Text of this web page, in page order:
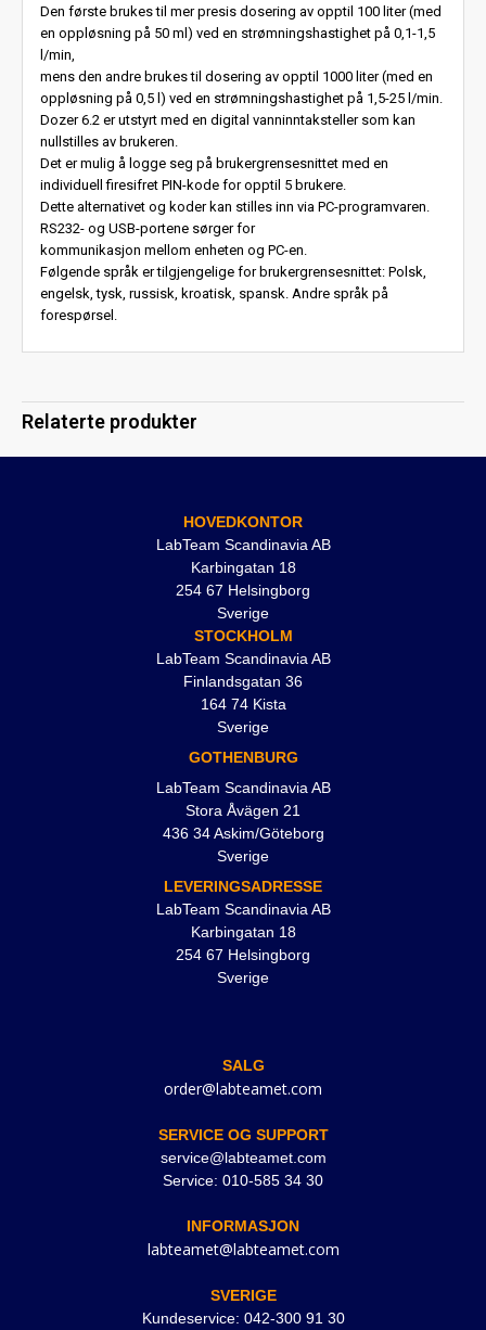
Den første brukes til mer presis dosering av opptil 100 liter (med
en oppløsning på 50 ml) ved en strømningshastighet på 0,1-1,5
l/min,
mens den andre brukes til dosering av opptil 1000 liter (med en
oppløsning på 0,5 l) ved en strømningshastighet på 1,5-25 l/min.
Dozer 6.2 er utstyrt med en digital vanninntaksteller som kan
nullstilles av brukeren.
Det er mulig å logge seg på brukergrensesnittet med en
individuell firesifret PIN-kode for opptil 5 brukere.
Dette alternativet og koder kan stilles inn via PC-programvaren.
RS232- og USB-portene sørger for
kommunikasjon mellom enheten og PC-en.
Følgende språk er tilgjengelige for brukergrensesnittet: Polsk,
engelsk, tysk, russisk, kroatisk, spansk. Andre språk på
forespørsel.
Relaterte produkter
HOVEDKONTOR
LabTeam Scandinavia AB
Karbingatan 18
254 67 Helsingborg
Sverige
STOCKHOLM
LabTeam Scandinavia AB
Finlandsgatan 36
164 74 Kista
Sverige
GOTHENBURG
LabTeam Scandinavia AB
Stora Åvägen 21
436 34 Askim/Göteborg
Sverige
LEVERINGSADRESSE
LabTeam Scandinavia AB
Karbingatan 18
254 67 Helsingborg
Sverige
SALG
order@labteamet.com
SERVICE OG SUPPORT
service@labteamet.com
Service: 010-585 34 30
INFORMASJON
labteamet@labteamet.com
SVERIGE
Kundeservice: 042-300 91 30